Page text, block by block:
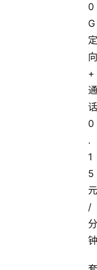
0
G
定
向
+
通
话
0
.
1
5
元
/
分
钟